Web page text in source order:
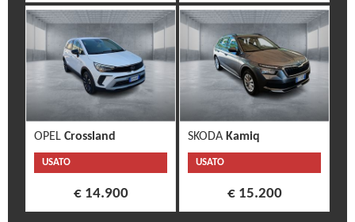
OPEL Crossland
USATO
€ 14.900
SKODA Kamiq
USATO
€ 15.200